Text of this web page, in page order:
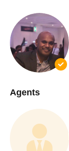
Agents